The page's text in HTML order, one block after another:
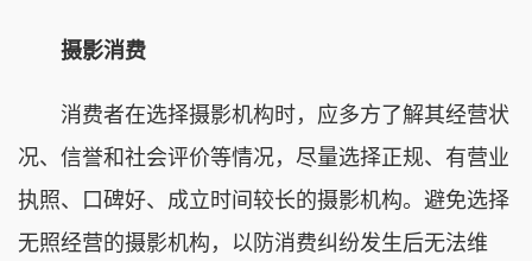
摄影消费
‌消费者在选择摄影机构时，应多方了解其经营状
况、信誉和社会评价等情况，尽量选择正规、有营业
执照、口碑好、成立时间较长的摄影机构。避免选择
无照经营的摄影机构，以防消费纠纷发生后无法维